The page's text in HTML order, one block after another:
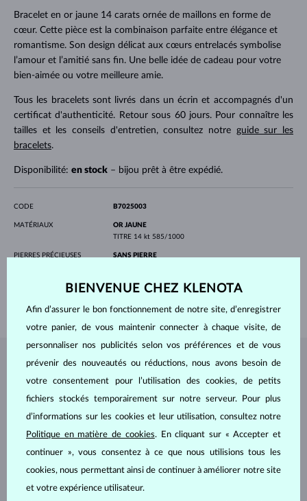
Bracelet en or jaune 14 carats ornée de maillons en forme de
cœur. Cette pièce est la combinaison parfaite entre élégance et
romantisme. Son design délicat aux cœurs entrelacés symbolise
l’amour et l’amitié sans fin. Une belle idée de cadeau pour votre
bien-aimée ou votre meilleure amie.
Tous les bracelets sont livrés dans un écrin et accompagnés d'un
certificat d'authenticité. Retour sous 60 jours. Pour connaître les
tailles et les conseils d'entretien, consultez notre guide sur les
bracelets.
Disponibilité: en stock– bijou prêt à être expédié.
CODE B7025003
MATÉRIAUX
OR JAUNE
TITRE 14 kt 585/1000
PIERRES PRÉCIEUSES
SANS PIERRE
180.00 mm
BIJOUX DEL'ATELIER KLENOTA
BIENVENUE CHEZ KLENOTA
Afin d’assurer le bon fonctionnement de notre site, d’enregistrer
votre panier, de vous maintenir connecter à chaque visite, de
personnaliser nos publicités selon vos préférences et de vous
prévenir des nouveautés ou réductions, nous avons besoin de
votre consentement pour l’utilisation des cookies, de petits
fichiers stockés temporairement sur notre serveur. Pour plus
d’informations sur les cookies et leur utilisation, consultez notre
Politique en matière de cookies. En cliquant sur « Accepter et
continuer », vous consentez à ce que nous utilisions tous les
cookies, nous permettant ainsi de continuer à améliorer notre site
et votre expérience utilisateur.